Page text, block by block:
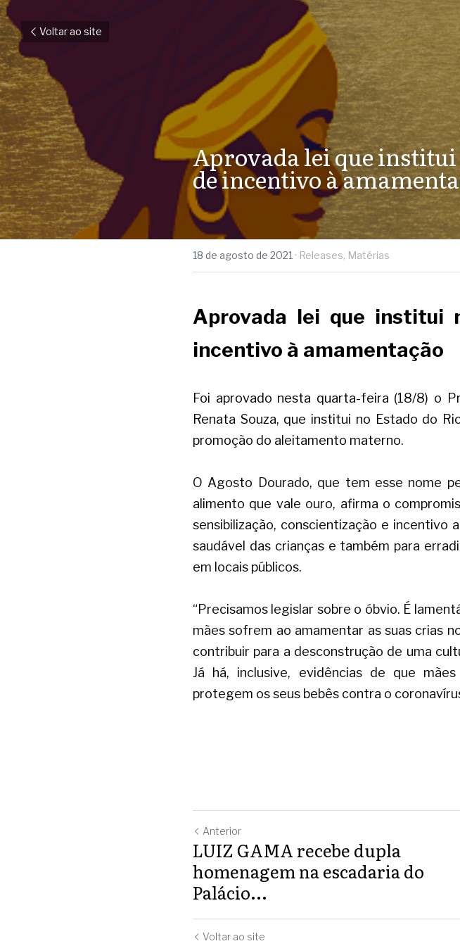
Voltar ao site
Aprovada lei que
de incentivo à
18 de agosto de 2021 · Releases, Matérias
Aprovada lei que institui
incentivo à amamentação
Foi aprovado nesta quarta-feira (18/8) o
Renata Souza, que institui no Estado do
promoção do aleitamento materno.
O Agosto Dourado, que tem esse nome
alimento que vale ouro, afirma o
sensibilização, conscientização e
saudável das crianças e também para
em locais públicos.
“Precisamos legislar sobre o óbvio. É
mães sofrem ao amamentar as suas crias
contribuir para a desconstrução de uma
Já há, inclusive, evidências de que
protegem os seus bebês contra o
Anterior
LUIZ GAMA recebe dupla
homenagem na escadaria do
Palácio...
Voltar ao site